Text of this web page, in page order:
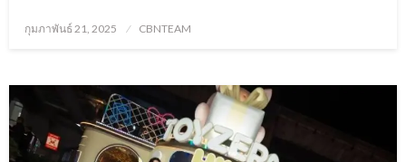
Posted
กุมภาพันธ์ 21, 2025 CBNTEAM